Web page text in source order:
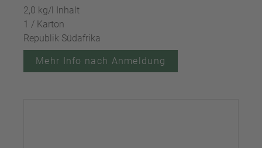
2,0 kg/l Inhalt
1 / Karton
Republik Südafrika
Mehr Info nach Anmeldung